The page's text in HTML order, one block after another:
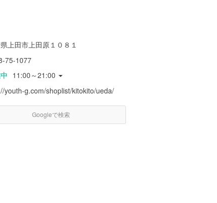
上田市上田原１０８１
75-1077
11:00～21:00
youth-g.com/shoplist/kitokito/ueda/
Googleで検索